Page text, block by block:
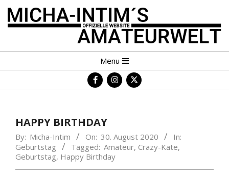
Skip
MICHA-
INTIM
´S
Navigation
Menu
HAPPY BIRTHDAY
By: Micha-Intim On: 30. August 2020
In:
Geburtstag
Tagged: Amateur, Crazy-Kate,
Geburtstag, Happy Birthday